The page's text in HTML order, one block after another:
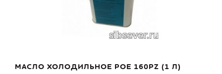
МАСЛО ХОЛОДИЛЬНОЕ POE 160PZ (1 Л)